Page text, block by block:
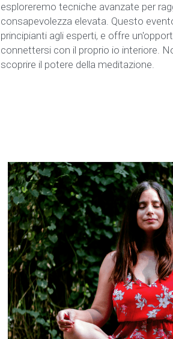
esploreremo tecniche avanzate per
consapevolezza elevata. Questo
principianti agli esperti, e offre
connettersi con il proprio io interiore.
scoprire il potere della meditazione.